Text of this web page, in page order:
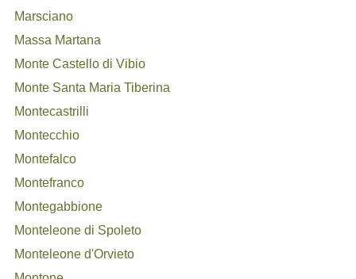
Marsciano
Massa Martana
Monte Castello di Vibio
Monte Santa Maria Tiberina
Montecastrilli
Montecchio
Montefalco
Montefranco
Montegabbione
Monteleone di Spoleto
Monteleone d'Orvieto